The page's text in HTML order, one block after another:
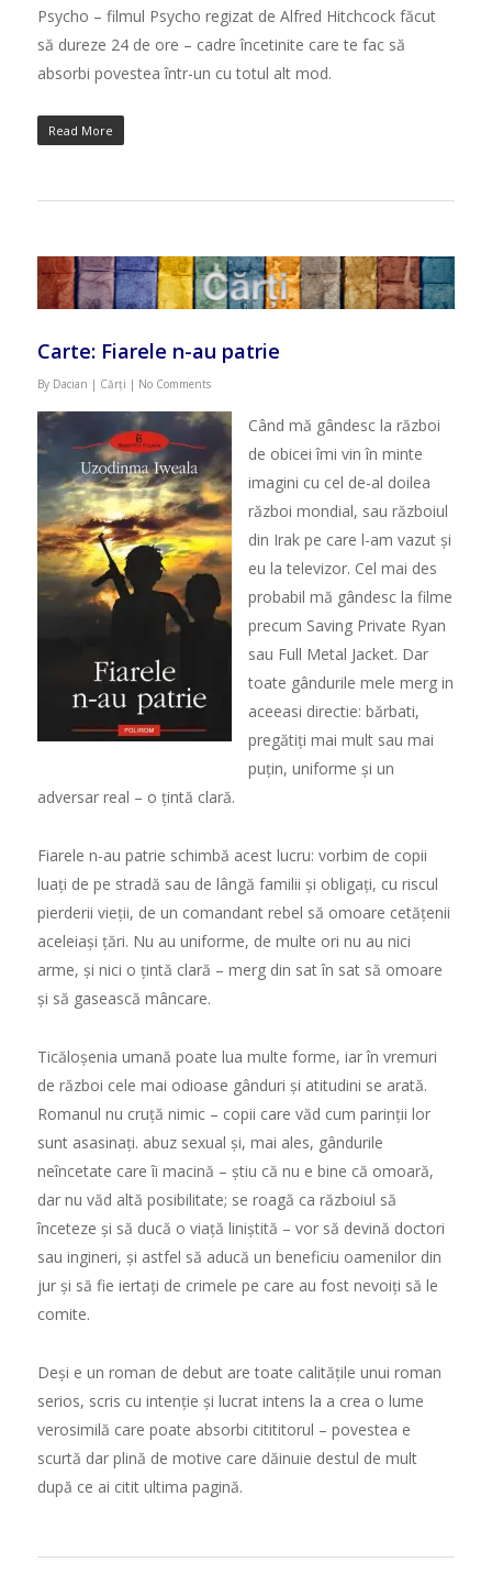
Psycho – filmul Psycho regizat de Alfred Hitchcock făcut
să dureze 24 de ore – cadre încetinite care te fac să
absorbi povestea într-un cu totul alt mod.
Read More
Carte: Fiarele n-au patrie
By Dacian | Cărți | No Comments
Când mă gândesc la război
de obicei îmi vin în minte
imagini cu cel de-al doilea
război mondial, sau războiul
din Irak pe care l-am vazut și
eu la televizor. Cel mai des
probabil mă gândesc la filme
precum Saving Private Ryan
sau Full Metal Jacket. Dar
toate gândurile mele merg in
aceeasi directie: bărbati,
pregătiți mai mult sau mai
puțin, uniforme și un
adversar real – o țintă clară.
Fiarele n-au patrie schimbă acest lucru: vorbim de copii
luați de pe stradă sau de lângă familii și obligați, cu riscul
pierderii vieții, de un comandant rebel să omoare cetățenii
aceleiași țări. Nu au uniforme, de multe ori nu au nici
arme, și nici o țintă clară – merg din sat în sat să omoare
și să gasească mâncare.
Ticăloșenia umană poate lua multe forme, iar în vremuri
de război cele mai odioase gânduri și atitudini se arată.
Romanul nu cruță nimic – copii care văd cum parinții lor
sunt asasinați. abuz sexual și, mai ales, gândurile
neîncetate care îi macină – știu că nu e bine că omoară,
dar nu văd altă posibilitate; se roagă ca războiul să
înceteze și să ducă o viață liniștită – vor să devină doctori
sau ingineri, și astfel să aducă un beneficiu oamenilor din
jur și să fie iertați de crimele pe care au fost nevoiți să le
comite.
Deși e un roman de debut are toate calitățile unui roman
serios, scris cu intenție și lucrat intens la a crea o lume
verosimilă care poate absorbi citititorul – povestea e
scurtă dar plină de motive care dăinuie destul de mult
după ce ai citit ultima pagină.